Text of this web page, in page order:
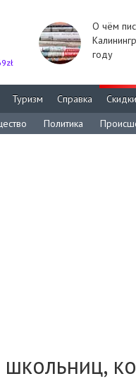
О чём
году
Туризм Справка Скидки
Политика